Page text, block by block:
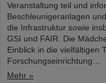
Veranstaltung teil und
Beschleunigeranlagen
die Infrastruktur sowie
GSI und FAIR. Die
Einblick in die vielfältigen
Forschungseinrichtung…
Mehr »